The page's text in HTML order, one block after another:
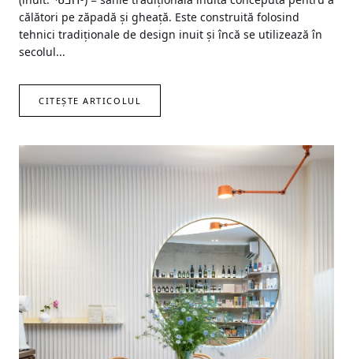
călători pe zăpadă și gheață. Este construită folosind
tehnici tradiționale de design inuit și încă se utilizează în
secolul...
CITEȘTE ARTICOLUL